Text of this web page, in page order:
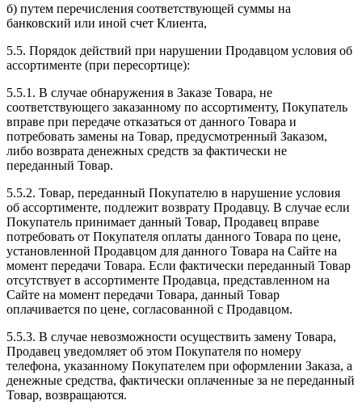
б) путем перечисления соответствующей суммы на
банковский или иной счет Клиента,
5.5. Порядок действий при нарушении Продавцом условия об
ассортименте (при пересортице):
5.5.1. В случае обнаружения в Заказе Товара, не
соответствующего заказанному по ассортименту, Покупатель
вправе при передаче отказаться от данного Товара и
потребовать замены на Товар, предусмотренный Заказом,
либо возврата денежных средств за фактически не
переданный Товар.
5.5.2. Товар, переданный Покупателю в нарушение условия
об ассортименте, подлежит возврату Продавцу. В случае если
Покупатель принимает данный Товар, Продавец вправе
потребовать от Покупателя оплаты данного Товара по цене,
установленной Продавцом для данного Товара на Сайте на
момент передачи Товара. Если фактически переданный Товар
отсутствует в ассортименте Продавца, представленном на
Сайте на момент передачи Товара, данный Товар
оплачивается по цене, согласованной с Продавцом.
5.5.3. В случае невозможности осуществить замену Товара,
Продавец уведомляет об этом Покупателя по номеру
телефона, указанному Покупателем при оформлении Заказа, а
денежные средства, фактически оплаченные за не переданный
Товар, возвращаются.